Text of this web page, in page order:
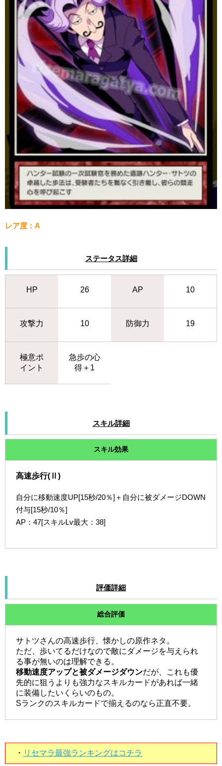
レア度：A
ステータス詳細
HP 26 AP 10
攻撃力 10 防御力 19
極意ポ
イント
急歩の心
得＋1
スキル詳細
スキル効果
高速歩行(Ⅱ)
自分に移動速度UP[15秒/20％]＋自分に被ダメージDOWN
付与[15秒/10％]
AP：47[スキルLv最大：38]
評価詳細
総合評価
サトツさんの高速歩行、懐かしの原作ネタ。
ただ、歩いてるだけなので敵にダメージを与えられ
る事が無いのは理解できる。
移動速度アップと被ダメージダウンだが、これも優
先的に狙うよりも強力なスキルカードがあれば一緒
に装備したいくらいのもの。
Sランクのスキルカードで揃えるのなら正直不要。
・ リセマラ最強ランキングはコチラ